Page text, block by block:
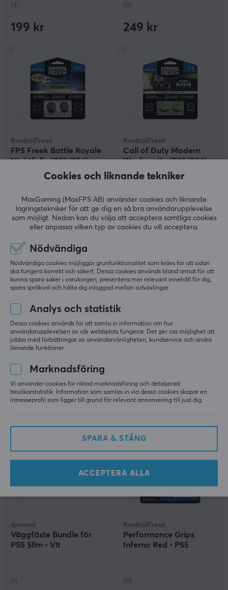
(4)
199 kr
(0)
249 kr
KontrolFreek
FPS Freek Battle Royale
Nightfall - (PS5/PS4)
199 kr
KontrolFreek
Call of Duty Modern
Warfare II - (PS5/PS4)
(1)
249 kr
Genesis
TIN 305 Hopfällbar PS5
Slim Edition)
(0)
KontrolFreek
Aim Boost Kit Inferno -
(0)
4mount
Väggfäste Bundle för
PS5 Slim - Vit
(1)
KontrolFreek
Performance Grips
Inferno Red - PS5
(11)
Cookies och liknande tekniker
MaxGaming (MaxFPS AB) använder cookies och liknande
lagringstekniker för att ge dig en så bra användarupplevelse
som möjligt. Nedan kan du välja att acceptera samtliga cookies
eller anpassa vilken typ av cookies du vill acceptera.
Nödvändiga
Nödvändiga cookies möjliggör grunfunktionalitet som krävs för att sidan
ska fungera korrekt och säkert. Dessa cookies används bland annat för att
kunna spara saker i varukorgen, presentera mer relevant innehåll för dig,
spara språkval och hålla dig inloggad mellan sidväxlingar.
Analys och statistik
Dessa cookies används för att samla in information om hur
användarupplevelsen av vår webbplats fungerar. Det ger oss möjlighet att
jobba med förbättringar av användarvänligheten, kundservice och andra
liknande funktioner.
Marknadsföring
Vi använder cookies för riktad marknadsföring och detaljerad
besökarstatistik. Information som samlas in via dessa cookies skapar en
intresseprofil som ligger till grund för relevant annonsering till just dig.
SPARA & STÄNG
ACCEPTERA ALLA